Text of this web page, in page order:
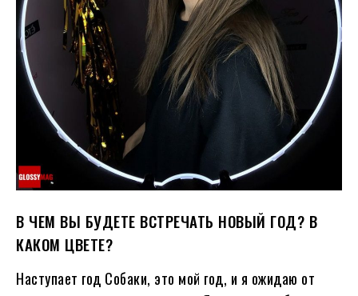
В ЧЕМ ВЫ БУДЕТЕ ВСТРЕЧАТЬ НОВЫЙ ГОД? В
КАКОМ ЦВЕТЕ?
Наступает год Собаки, это мой год, и я ожидаю от